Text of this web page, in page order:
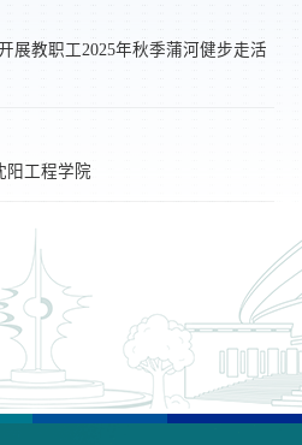
展教职工2025年秋季蒲河健步走活
阳工程学院